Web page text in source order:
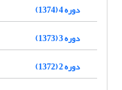
دوره 4 (1374)
دوره 3 (1373)
دوره 2 (1372)